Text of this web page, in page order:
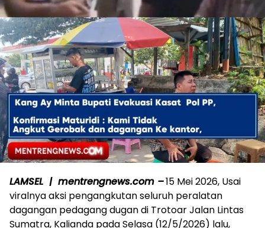
LAMSEL | mentrengnews.com –15 Mei 2026, Usai
viralnya aksi pengangkutan seluruh peralatan
dagangan pedagang dugan di Trotoar Jalan Lintas
Sumatra, Kalianda pada Selasa (12/5/2026) lalu,